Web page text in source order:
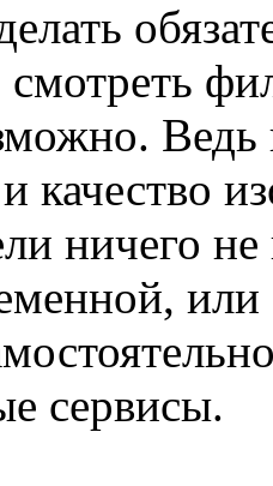
смотреть
Ведь
качество
ничего не
сервисы.